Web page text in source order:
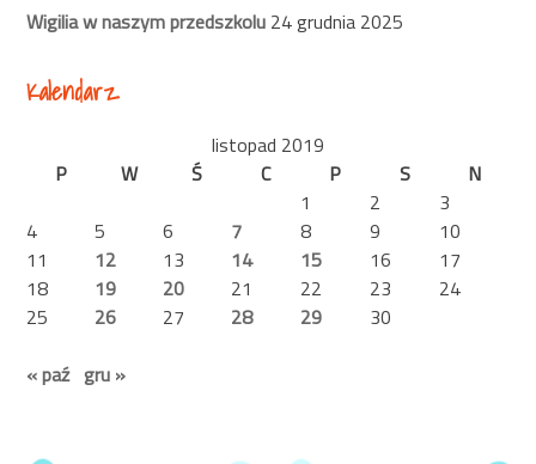
Wigilia w naszym przedszkolu 24 grudnia 2025
Kalendarz
listopad 2019
P
W Ś C P S
N
1
2
3
4
5 6 7 8 9
10
11
12 13 14 15 16
17
18
19 20 21 22 23
24
25
26 27 28 29
30
« paź gru »